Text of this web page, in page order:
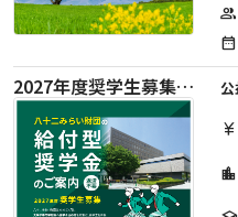
group
date_range
2027年度奨学生募集要項
currency_yen
location_city